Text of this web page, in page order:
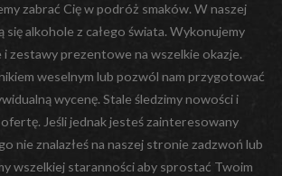
zabrać Cię w podróż smaków. W naszej
się alkohole z całego świata. Wykonujemy
zestawy prezentowe na wszelkie okazje.
weselnym lub pozwól nam przygotować
wycenę. Stale śledzimy nowości i
Jeśli jednak jesteś zainteresowany
nie znalazłeś na naszej stronie zadzwoń lub
wszelkiej staranności aby sprostać Twoim